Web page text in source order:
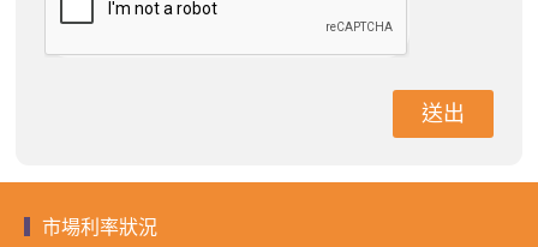
送出
市場利率狀況